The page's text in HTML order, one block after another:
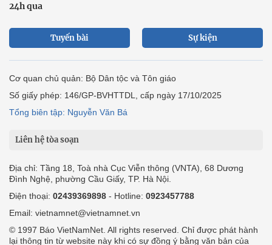
24h qua
Tuyến bài Sự kiện
Cơ quan chủ quản: Bộ Dân tộc và Tôn giáo
Số giấy phép: 146/GP-BVHTTDL, cấp ngày 17/10/2025
Tổng biên tập: Nguyễn Văn Bá
Liên hệ tòa soạn
Địa chỉ: Tầng 18, Toà nhà Cục Viễn thông (VNTA), 68 Dương
Đình Nghệ, phường Cầu Giấy, TP. Hà Nội.
Điện thoại: 02439369898 - Hotline: 0923457788
Email: vietnamnet@vietnamnet.vn
© 1997 Báo VietNamNet. All rights reserved. Chỉ được phát hành
lại thông tin từ website này khi có sự đồng ý bằng văn bản của